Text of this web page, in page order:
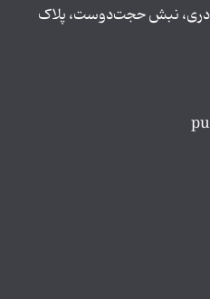
نادری، نبش حجت‌دوست، پلاک